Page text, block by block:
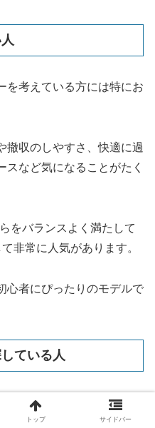
を考えている方には特にお
撤収のしやすさ、快適に過
スなど気になることがたく
をバランスよく満たして
非常に人気があります。
心者にぴったりのモデルで
ている人
て、複雑な設営や扱いにく
ります。
トップ サイドバー